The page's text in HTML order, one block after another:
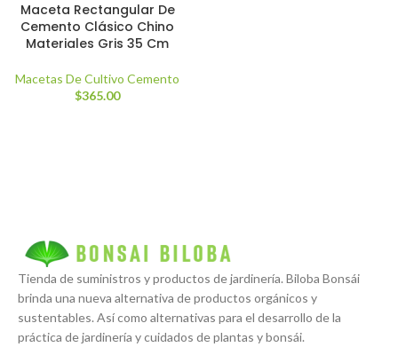
Maceta Rectangular De
Cemento Clásico Chino
Materiales Gris 35 Cm
Macetas De Cultivo Cemento
$365.00
Tienda de suministros y productos de jardinería. Biloba Bonsái
brinda una nueva alternativa de productos orgánicos y
sustentables. Así como alternativas para el desarrollo de la
práctica de jardinería y cuidados de plantas y bonsái.